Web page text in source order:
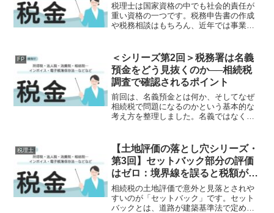
税理士は国家資格の中でも社会的責任が
重い資格の一つです。税務申告書の作成
や税務相談はもちろん、近年では事業承
ます。その一方で、税理士の判断や処理
の誤りによって納税者が損...
FP
＜シリーズ第2回＞税務署は名義
預金をどう見抜くのか──相続税
調査で確認されるポイント
前回は、名義預金とは何か、そしてなぜ
相続税で問題になるのかという基本的な
考え方を整理しました。名義ではなく実
て判断しているのか」という点ではない
でしょうか。相続税調査で...
税理士
【土地評価の落とし穴シリーズ・
第3回】セットバック部分の評価
はゼロ：境界線を誤ると税額が大
きく変わる理由
相続税の土地評価で意外と見落とされや
すいのが「セットバック」です。セット
バックとは、道路が建築基準法で定める